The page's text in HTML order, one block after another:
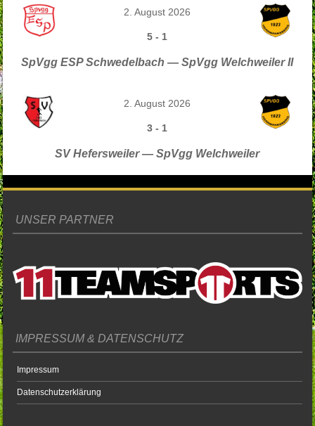
2. August 2026
5 - 1
SpVgg ESP Schwedelbach — SpVgg Welchweiler II
2. August 2026
3 - 1
SV Hefersweiler — SpVgg Welchweiler
UNSER PARTNER
IMPRESSUM & DATENSCHUTZ
Impressum
Datenschutzerklärung